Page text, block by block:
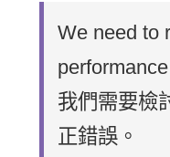
We need to
我們需要檢
正錯誤。